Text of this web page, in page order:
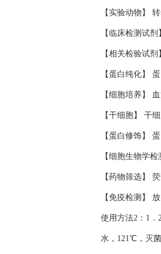
【实验动物】
【临床检测试
【相关检验试
【蛋白纯化】
【细胞培养】
【干细胞】 干
【蛋白修饰】
【细胞生物学
【药物筛选】
【免疫检测】
使用方法2：1
水，121℃，灭